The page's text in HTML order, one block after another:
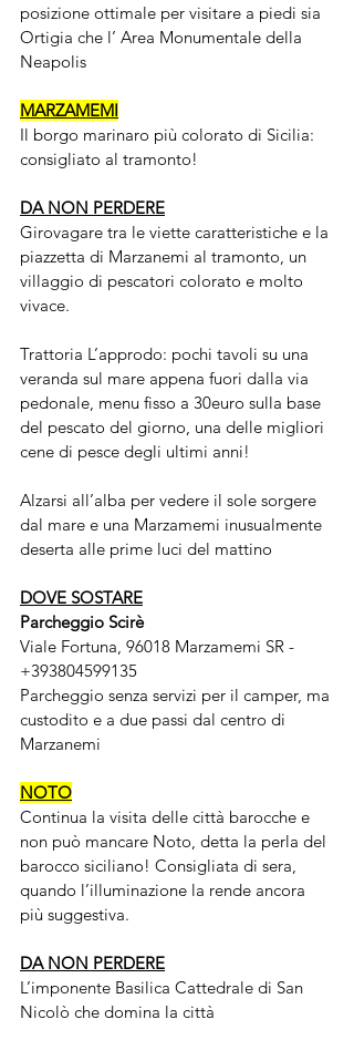
posizione ottimale per visitare a piedi sia
Ortigia che l’ Area Monumentale della
Neapolis
MARZAMEMI
Il borgo marinaro più colorato di Sicilia:
consigliato al tramonto!
DA NON PERDERE
Girovagare tra le viette caratteristiche e la
piazzetta di Marzanemi al tramonto, un
villaggio di pescatori colorato e molto
vivace.
Trattoria L’approdo: pochi tavoli su una
veranda sul mare appena fuori dalla via
pedonale, menu fisso a 30euro sulla base
del pescato del giorno, una delle migliori
cene di pesce degli ultimi anni!
Alzarsi all’alba per vedere il sole sorgere
dal mare e una Marzamemi inusualmente
deserta alle prime luci del mattino
DOVE SOSTARE
Parcheggio Scirè
Viale Fortuna, 96018 Marzamemi SR -
+393804599135
Parcheggio senza servizi per il camper, ma
custodito e a due passi dal centro di
Marzanemi
NOTO
Continua la visita delle città barocche e
non può mancare Noto, detta la perla del
barocco siciliano! Consigliata di sera,
quando l’illuminazione la rende ancora
più suggestiva.
DA NON PERDERE
L’imponente Basilica Cattedrale di San
Nicolò che domina la città